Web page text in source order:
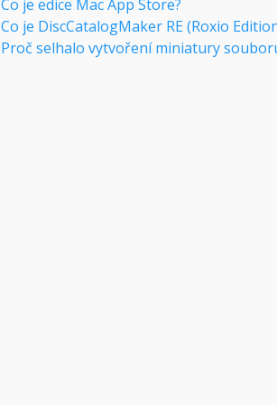
Co je edice Mac App Store?
Co je DiscCatalogMaker RE (Roxio
Proč selhalo vytvoření miniatury